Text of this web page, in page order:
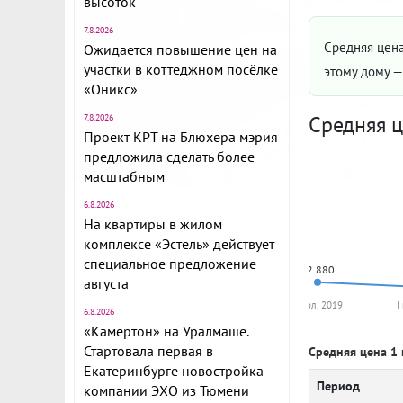
7.8.2026
Ожидается повышение цен на
участки в коттеджном посёлке
«Оникс»
7.8.2026
Проект КРТ на Блюхера мэрия
предложила сделать более
масштабным
6.8.2026
На квартиры в жилом
комплексе «Эстель» действует
специальное предложение
августа
6.8.2026
«Камертон» на Уралмаше.
Стартовала первая в
Екатеринбурге новостройка
компании ЭХО из Тюмени
Средняя
этому дому
Средняя
62 880
II пол. 2019 I
Средняя цена 1
Период